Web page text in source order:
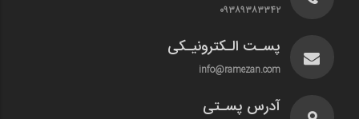
۰۹۳۸۹۳۸۳۳۴۲
پسـت الـکترونیـکی
info@ramezan.com
آدرس پسـتی